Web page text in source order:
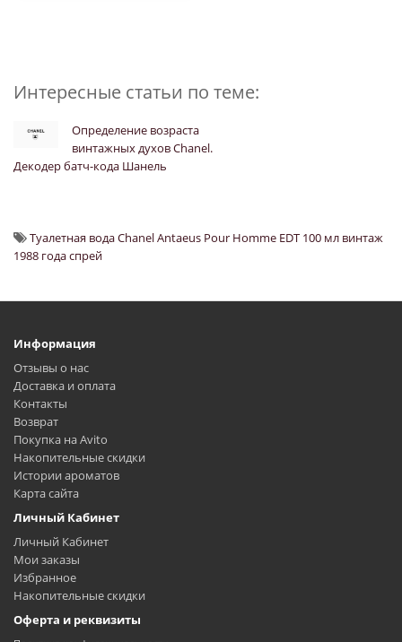
Интересные статьи по теме:
Определение возраста
винтажных духов Chanel.
Декодер батч-кода Шанель
Туалетная вода Chanel Antaeus Pour Homme EDT 100 мл винтаж
1988 года спрей
Информация
Отзывы о нас
Доставка и оплата
Контакты
Возврат
Покупка на Avito
Накопительные скидки
Истории ароматов
Карта сайта
Личный Кабинет
Личный Кабинет
Мои заказы
Избранное
Накопительные скидки
Оферта и реквизиты